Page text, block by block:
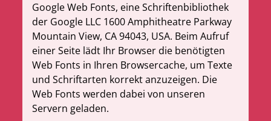
Google Web Fonts, eine Schriftenbibliothek
der Google LLC 1600 Amphitheatre Parkway
Mountain View, CA 94043, USA. Beim Aufruf
einer Seite lädt Ihr Browser die benötigten
Web Fonts in Ihren Browsercache, um Texte
und Schriftarten korrekt anzuzeigen. Die
Web Fonts werden dabei von unseren
Servern geladen.